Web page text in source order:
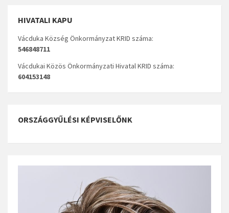
HIVATALI KAPU
Vácduka Község Önkormányzat KRID száma:
546848711
Vácdukai Közös Önkormányzati Hivatal KRID száma:
604153148
ORSZÁGGYŰLÉSI KÉPVISELŐNK